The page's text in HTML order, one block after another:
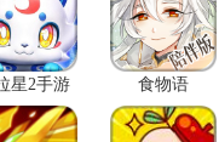
星2手游 食物语